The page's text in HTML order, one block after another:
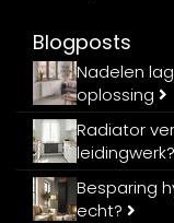
Blogposts
Nadelen
oplossing
Radiator
leidingwerk?
Besparing
echt?